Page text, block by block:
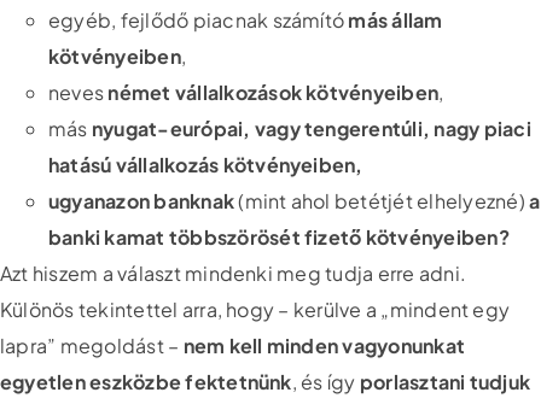
egyéb, fejlődő piacnak számítómás állam
kötvényeiben,
nevesnémet vállalkozások kötvényeiben,
más nyugat-európai, vagy tengerentúli, nagy piaci
hatású vállalkozás kötvényeiben,
ugyanazon banknak(mint ahol betétjét elhelyezné)a
banki kamat többszörösét fizető kötvényeiben?
Azt hiszem a választ mindenki meg tudja erre adni.
Különös tekintettel arra, hogy – kerülve a „mindent egy
lapra” megoldást – nem kell minden vagyonunkat
egyetlen eszközbe fektetnünk, és így porlasztani tudjuk